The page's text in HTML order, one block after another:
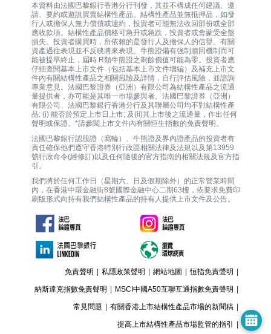
本資料由法國巴黎銀行香港分行刊發，其並不構成任何建議、邀
請、要約或遊說買賣結構性產品。結構性產品並無抵押品，如發
行人或擔保人無力償債或違約，投資者可能無法收回部份或全部
應收款項。結構性產品價格可急升或急跌，投資者或會蒙受全盤
損失。投資者購買時，所依賴的是發行人及擔保人的信譽。有關
資產過往表現並不反映將來表現。牛熊證備有強制贖回機制而可
能被提早終止，屆時 R類牛熊證之剩餘價值可能為零。投資者應
仔細查閱基本上市文件（包括基本上市文件增編）及補充上市文
件內有關結構性產品之相關風險及詳情，自行評估風險，並諮詢
專業意見。法國巴黎證券（亞洲）有限公司為結構性產品之流通
量提供者，亦可能是其唯一巿場參與者。法國巴黎證券（亞洲）
有限公司、法國巴黎銀行香港分行及其聯屬公司均不對結構性產
品: (i) 能否於預定上市日上市; 及(ii)其上市後之流通量，作出任何
聲明或保證。*請參閱上市文件內有關恒生指數的免責聲明。
法國巴黎銀行認股證（窩輪）、牛熊證及界內證產品的投資者有
責任確保他們遵守香港特別行政區相關法律及法規以及第13959
號行政命令(經修訂)以及任何隨後的官方指南的相關法規及官方指
引。
我們將於任何工作日（星期六、日及假期除外）的正常營業時間
內，在香港中環金融街8號國際金融中心二期63樓，依要求免費印
刷版形式向持有我們結構性產品的持有人提供上市文件及公告。
免責聲明 | 私隱政策聲明 | 網站地圖 | 恒指免責聲明 |
納斯達克指數免責聲明 | MSCI中國A50互聯互通指數免責聲明 |
常見問題 | 有關香港上市結構性產品市場的新聞稿 |
提高上市結構性產品市場監管的指引 |